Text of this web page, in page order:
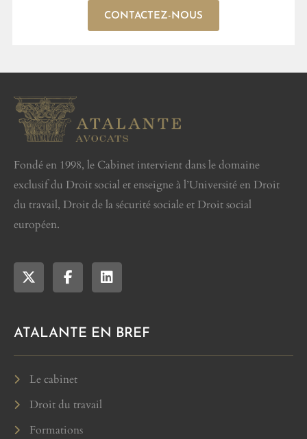
CONTACTEZ-NOUS
Fondé en 1998, le Cabinet intervient dans le domaine
exclusif du Droit social et enseigne à l’Université en Droit
du travail, Droit de la sécurité sociale et Droit social
européen.
ATALANTE EN BREF
Le cabinet
Droit du travail
Formations